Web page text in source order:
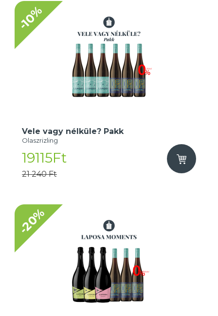
-10%
Vele vagy nélküle? Pakk
Olaszrizling
19115Ft
21 240 Ft
-20%